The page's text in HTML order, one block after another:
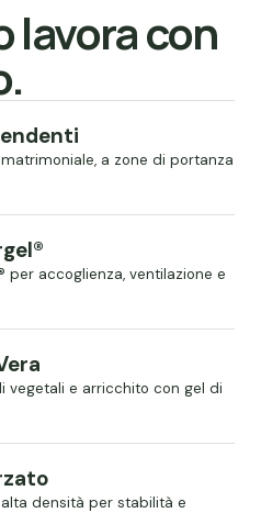
lavora con
a zone di portanza
per accoglienza, ventilazione e
vegetali e arricchito con gel di
densità per stabilità e